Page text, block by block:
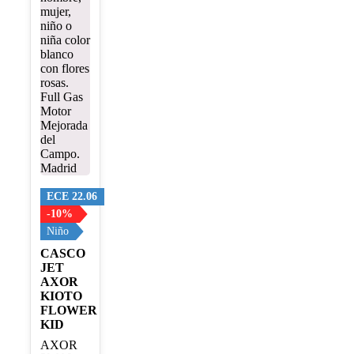
ECE 22.06
-10%
Niño
CASCO
JET
AXOR
KIOTO
FLOWER
KID
AXOR
variantes.
Las
opciones
se
pueden
elegir
en
la
página
de
producto